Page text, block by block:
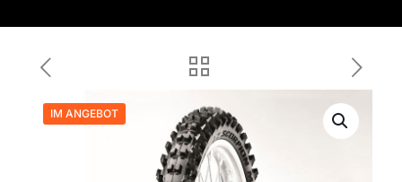
IM ANGEBOT